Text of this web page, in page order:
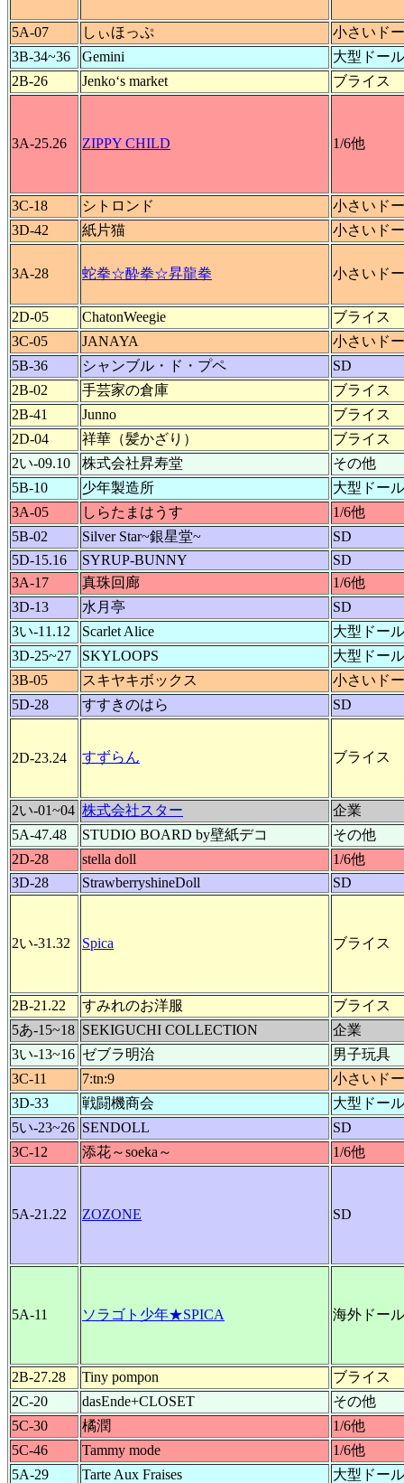
5A-07 しぃほっぷ
小さいド
3B-34~36
Gemini
大型ドール
2B-26
Jenko‘s market ブライス
3A-25.26 ZIPPY CHILD 1/6他
3C-18 シトロンド
小さいド
3D-42
紙片猫 小さいド
3A-28 蛇拳☆酔拳☆昇龍拳 小さいド
2D-05 ChatonWeegie
ブライス
3C-05
JANAYA
小さいド
5B-36
シャンブル・ド・プペ
SD
2B-02
手芸家の倉庫
ブライス
2B-41
Junno
ブライス
2D-04
祥華（髪かざり）
ブライス
2い-09.10
株式会社昇寿堂
その他
5B-10
少年製造所
大型ドール
3A-05
しらたまはうす
1/6他
5B-02
Silver Star~銀星堂~
SD
5D-15.16
SYRUP-BUNNY
SD
3A-17
真珠回廊
1/6他
3D-13
水月亭
SD
3い-11.12
Scarlet Alice
大型ドール
3D-25~27
SKYLOOPS
大型ドール
3B-05
スキヤキボックス
小さいド
5D-28
すすきのはら SD
2D-23.24 すずらん ブライス
2い-01~04 株式会社スター
企業
5A-47.48
STUDIO BOARD by壁紙デコ
その他
2D-28
stella doll
1/6他
3D-28
StrawberryshineDoll SD
2い-31.32 Spica ブライス
2B-21.22 すみれのお洋服
ブライス
5あ-15~18 SEKIGUCHI COLLECTION
企業
3い-13~16 ゼブラ明治
男子玩具
3C-11
7:tn:9
小さいド
3D-33
戦闘機商会
大型ドール
5い-23~26 SENDOLL
SD
3C-12
添花～soeka～ 1/6他
5A-21.22 ZOZONE SD
5A-11 ソラゴト少年★SPICA 海外ドール
2B-27.28 Tiny pompon
ブライス
2C-20
dasEnde+CLOSET
その他
5C-30
橘潤
1/6他
5C-46
Tammy mode
1/6他
5A-29
Tarte Aux Fraises 大型ドール